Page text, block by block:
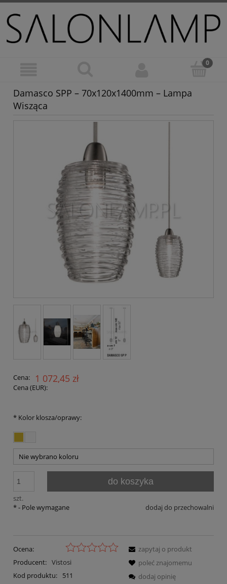
Damasco SPP – 70x120x1400mm – Lampa
Wisząca
Cena: 1 072,45 zł
Cena (EUR):
* Kolor klosza/oprawy:
szt.
do koszyka
dodaj do przechowalni
*- Pole wymagane
Ocena:
Producent: Vistosi
Kod produktu:
511
zapytaj o produkt
poleć znajomemu
dodaj opinię